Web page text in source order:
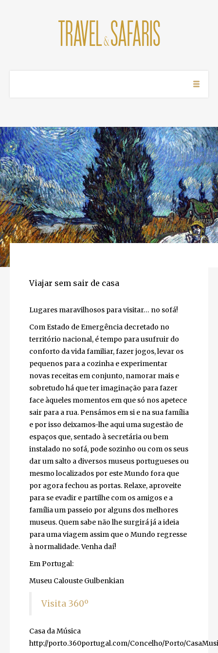
Viajar sem sair de casa
Lugares maravilhosos para visitar… no sofá!
Com Estado de Emergência decretado no
território nacional, é tempo para usufruir do
conforto da vida familiar, fazer jogos, levar os
pequenos para a cozinha e experimentar
novas receitas em conjunto, namorar mais e
sobretudo há que ter imaginação para fazer
face àqueles momentos em que só nos apetece
sair para a rua. Pensámos em si e na sua família
e por isso deixamos-lhe aqui uma sugestão de
espaços que, sentado à secretária ou bem
instalado no sofá, pode sozinho ou com os seus
dar um salto a diversos museus portugueses ou
mesmo localizados por este Mundo fora que
por agora fechou as portas. Relaxe, aproveite
para se evadir e partilhe com os amigos e a
família um passeio por alguns dos melhores
museus. Quem sabe não lhe surgirá já a ideia
para uma viagem assim que o Mundo regresse
à normalidade. Venha daí!
Em Portugal:
Museu Calouste Gulbenkian
Visita 360º
Casa da Música
http://porto.360portugal.com/Concelho/Porto/